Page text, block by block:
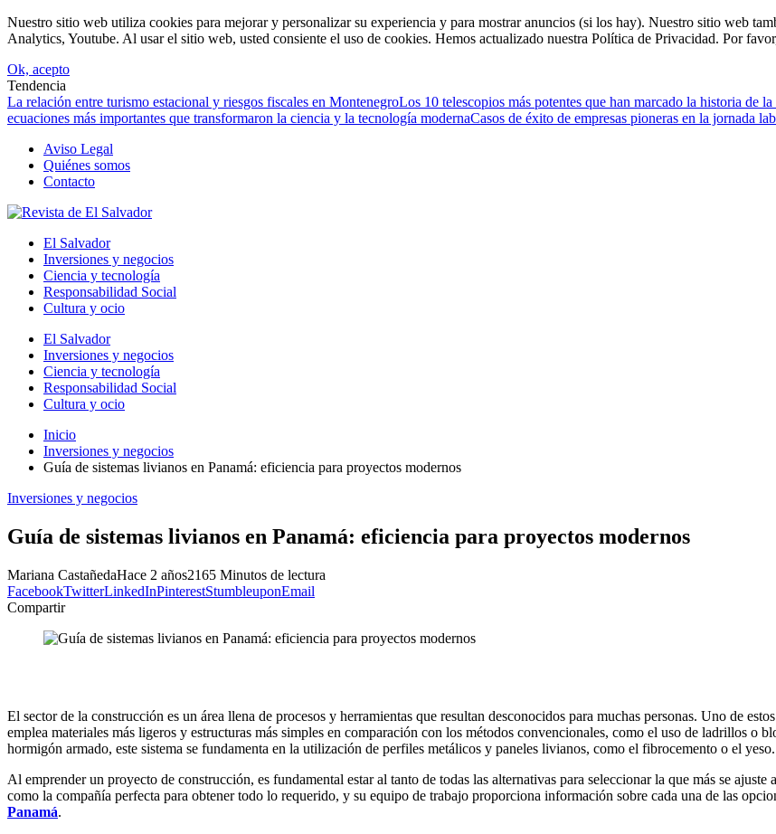
Nuestro sitio web utiliza cookies para mejorar y personalizar su experiencia y para mostrar anuncios (si los hay). Nuestro sitio web
Analytics, Youtube. Al usar el sitio web, usted consiente el uso de cookies. Hemos actualizado nuestra Política de Privacidad. Por
Ok, acepto
Tendencia
La relación entre turismo estacional y riesgos fiscales en MontenegroLos 10 telescopios más potentes que han marcado la historia de la
ecuaciones más importantes que transformaron la ciencia y la tecnología modernaCasos de éxito de empresas pioneras en la jornada
Aviso Legal
Quiénes somos
Contacto
El Salvador
Inversiones y negocios
Ciencia y tecnología
Responsabilidad Social
Cultura y ocio
El Salvador
Inversiones y negocios
Ciencia y tecnología
Responsabilidad Social
Cultura y ocio
Inicio
Inversiones y negocios
Guía de sistemas livianos en Panamá: eficiencia para proyectos modernos
Inversiones y negocios
Guía de sistemas livianos en Panamá: eficiencia para proyectos modernos
Mariana CastañedaHace 2 años2165 Minutos de lectura
FacebookTwitterLinkedInPinterestStumbleuponEmail
Compartir
El sector de la construcción es un área llena de procesos y herramientas que resultan desconocidos para muchas personas. Uno de
emplea materiales más ligeros y estructuras más simples en comparación con los métodos convencionales, como el uso de ladrillos o
hormigón armado, este sistema se fundamenta en la utilización de perfiles metálicos y paneles livianos, como el fibrocemento o el yeso.
Al emprender un proyecto de construcción, es fundamental estar al tanto de todas las alternativas para seleccionar la que más se
como la compañía perfecta para obtener todo lo requerido, y su equipo de trabajo proporciona información sobre cada una de las
Panamá.